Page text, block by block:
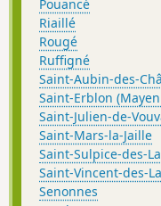
Pouancé
Riaillé
Rougé
Ruffigné
Saint-Aubin-des-
Saint-Erblon
Saint-Julien-de-
Saint-Mars-la-Jaille
Saint-Sulpice-des-
Saint-Vincent-des-
Senonnes